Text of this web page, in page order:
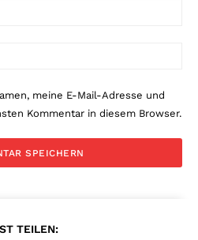
meine E-Mail-Adresse und
Kommentar in diesem Browser.
TEILEN: